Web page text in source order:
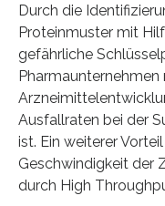
Durch die
Proteinmuster mit
gefährliche
Pharmaunternehmen
Ausfallraten bei der
ist. Ein weiterer
Geschwindigkeit der
durch High